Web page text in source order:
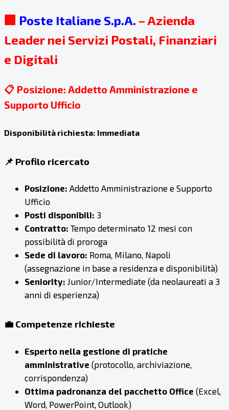
🏢 Poste Italiane S.p.A. – Azienda
Leader nei Servizi Postali, Finanziari
e Digitali
📋 Posizione: Addetto Amministrazione e
Supporto Ufficio
Disponibilità richiesta: Immediata
📌 Profilo ricercato
Posizione: Addetto Amministrazione e Supporto
Ufficio
Posti disponibili: 3
Contratto: Tempo determinato 12 mesi con
possibilità di proroga
Sede di lavoro: Roma, Milano, Napoli
(assegnazione in base a residenza e disponibilità)
Seniority: Junior/Intermediate (da neolaureati a 3
anni di esperienza)
💼 Competenze richieste
Esperto nella gestione di pratiche
amministrative (protocollo, archiviazione,
corrispondenza)
Ottima padronanza del pacchetto Office (Excel,
Word, PowerPoint, Outlook)